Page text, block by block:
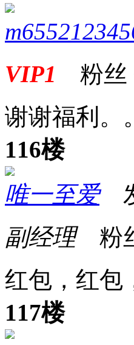
VIP1 粉丝
谢谢福利。
116楼
唯一至爱发
副经理粉
红包，红包
117楼